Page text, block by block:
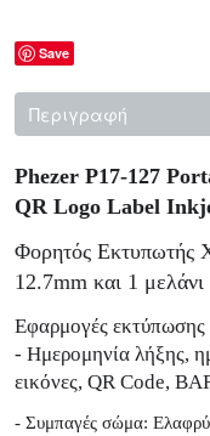
Save
Περιγραφή
Phezer P17-127
QR Logo Label
Φορητός Εκτυπωτής
12.7mm και 1
Εφαρμογές εκτύπωσης
- Ημερομηνία λήξης,
εικόνες, QR Code,
- Συμπαγές σώμα: